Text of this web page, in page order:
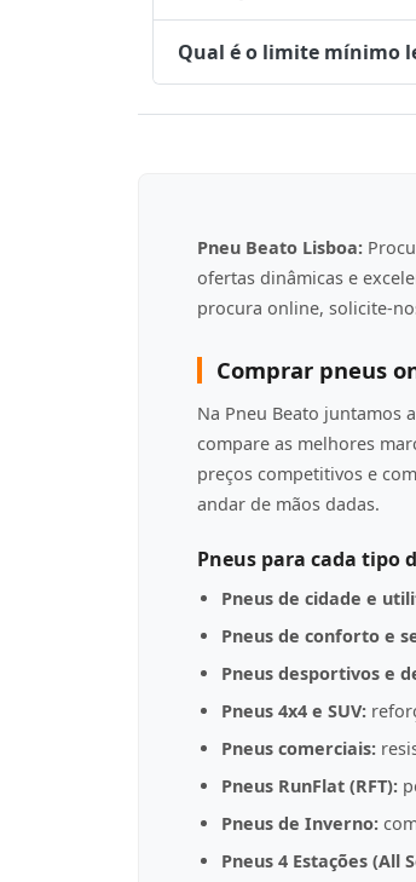
Qual é o limite mínimo
Pneu Beato Lisboa:
ofertas dinâmicas e
procura online, solicite-
Comprar pneus
Na Pneu Beato juntamos
compare as melhores
preços competitivos e
andar de mãos dadas.
Pneus para cada tipo
Pneus de cidade e
Pneus de conforto e
Pneus desportivos e
Pneus 4x4 e SUV:
Pneus comerciais:
Pneus RunFlat (RFT):
Pneus de Inverno:
Pneus 4 Estações (All